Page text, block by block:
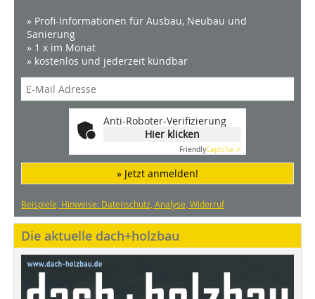
» Profi-Informationen für Ausbau, Neubau und
Sanierung
» 1 x im Monat
» kostenlos und jederzeit kündbar
Anti-Roboter-Verifizierung
Hier klicken
FriendlyCaptcha ⇗
» Jetzt anmelden!
Beispiele, Hinweise: Datenschutz, Analyse, Widerruf
Die aktuelle dach+holzbau